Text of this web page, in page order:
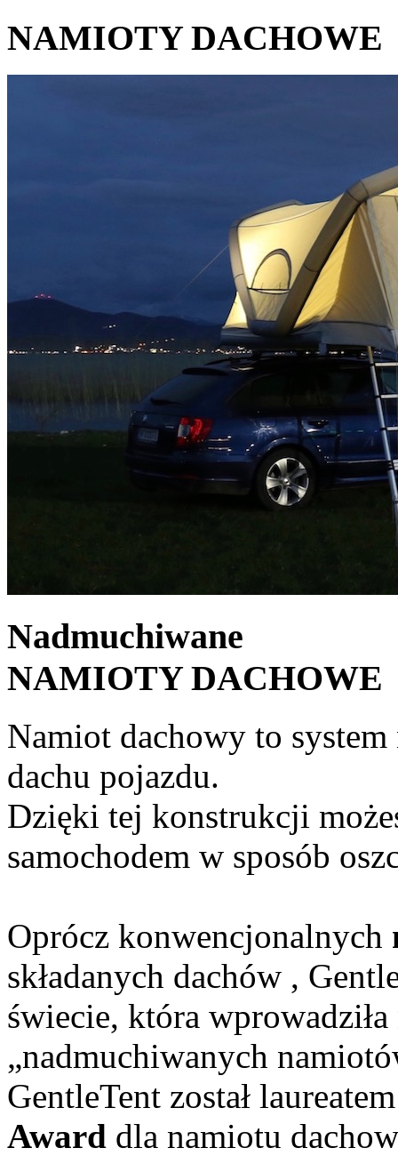
NAMIOTY DACHOWE
Nadmuchiwane
NAMIOTY DACHOWE
Namiot dachowy to
dachu pojazdu.
Dzięki tej konstrukcji
samochodem w sposób
Oprócz konwencjonalnych
składanych dachów ,
świecie, która
„nadmuchiwanych
GentleTent został
Award dla namiotu